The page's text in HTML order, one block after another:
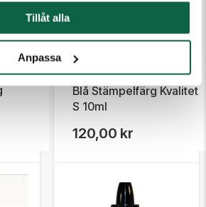
Tillåt alla
Anpassa
GMBH 2800002 Noris-Color GMBH
Blå Stämpelfärg Kvalitet
S 10ml
120,00 kr